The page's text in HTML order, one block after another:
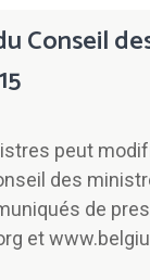
Conseil
peut
des
de
et